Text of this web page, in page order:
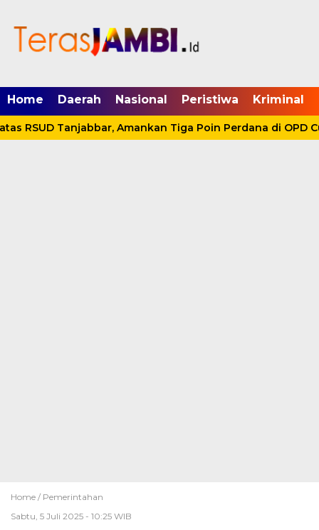
Home Daerah Nasional Peristiwa Kriminal
RSUD Tanjabbar, Amankan Tiga Poin Perdana di OPD
Home / Pemerintahan
Sabtu, 5 Juli 2025 - 10:25 WIB